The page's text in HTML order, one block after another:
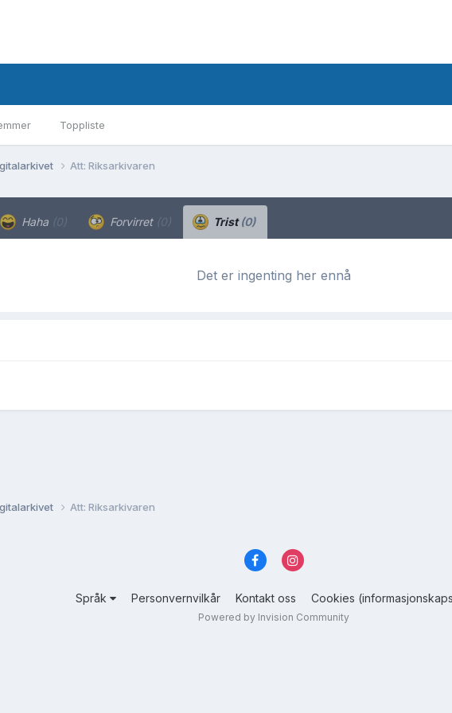
Toppliste
Att: Riksarkivaren
Haha (0) Forvirret (0) Trist(0)
Det er ingenting her ennå
Att: Riksarkivaren
Språk Personvernvilkår Kontakt oss Cookies
Powered by Invision Community